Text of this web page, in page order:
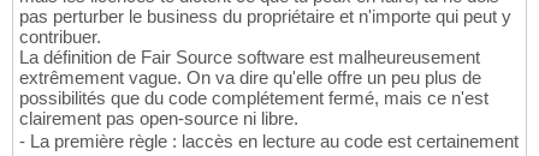
pas perturber le business du propriétaire et n'importe qui peut y
contribuer.
La définition de Fair Source software est malheureusement
extrêmement vague. On va dire qu'elle offre un peu plus de
possibilités que du code complétement fermé, mais ce n'est
clairement pas open-source ni libre.
- La première règle : laccès en lecture au code est certainement